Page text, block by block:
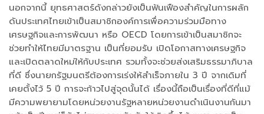
นอกจากนี้ ยุทธศาสตร์ดังกล่าวยังเป็นฟันเฟืองสำคัญในการผลัก
ดันประเทศไทยเข้าเป็นสมาชิกองค์การเพื่อความร่วมมือทาง
เศรษฐกิจและการพัฒนา หรือ OECD โดยการเข้าเป็นสมาชิกจะ
ช่วยทำให้ไทยมีมาตรฐาน เป็นที่ยอมรับ เปิดโอกาสทางเศรษฐกิจ
และเปิดตลาดใหม่ให้กับประเทศ รวมทั้งจะช่วยส่งเสริมธรรมาภิบาล
ที่ดี ซึ่งนายกรัฐมนตรีต้องการเร่งให้สำเร็จภายใน 3 ปี จากเดิมที่
เคยตั้งไว้ 5 ปี การจะก้าวไปสู่จุดนั้นได้ เรื่องนี้ถือเป็นเรื่องที่ดีที่แม้
มีความพยายามโดยหน่วยงานรัฐหลายหน่วยงานดำเนินงานกันมา